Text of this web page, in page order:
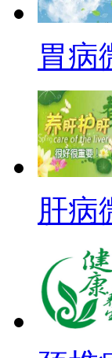
胃病
肝病